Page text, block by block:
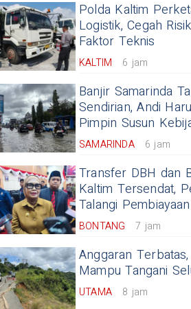
Polda Kaltim
Logistik, Cegah
Faktor Teknis
KALTIM 6 jam
Banjir Samarinda
Sendirian, Andi
Pimpin Susun
SAMARINDA 6 jam
Transfer DBH dan
Kaltim Tersendat,
Talangi
BONTANG 7 jam
Anggaran
Mampu Tangani
UTAMA 8 jam